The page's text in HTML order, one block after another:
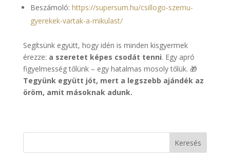
Beszámoló: https://supersum.hu/csillogo-szemu-
gyerekek-vartak-a-mikulast/
Segítsünk együtt, hogy idén is minden kisgyermek
érezze: a szeretet képes csodát tenni. Egy apró
figyelmesség tőlünk – egy hatalmas mosoly tőlük. 🎁
Tegyünk együtt jót, mert a legszebb ajándék az
öröm, amit másoknak adunk.
Keresés